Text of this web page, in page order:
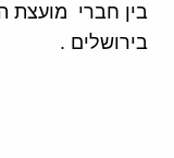
בין חברי מועצת
בירושלים .